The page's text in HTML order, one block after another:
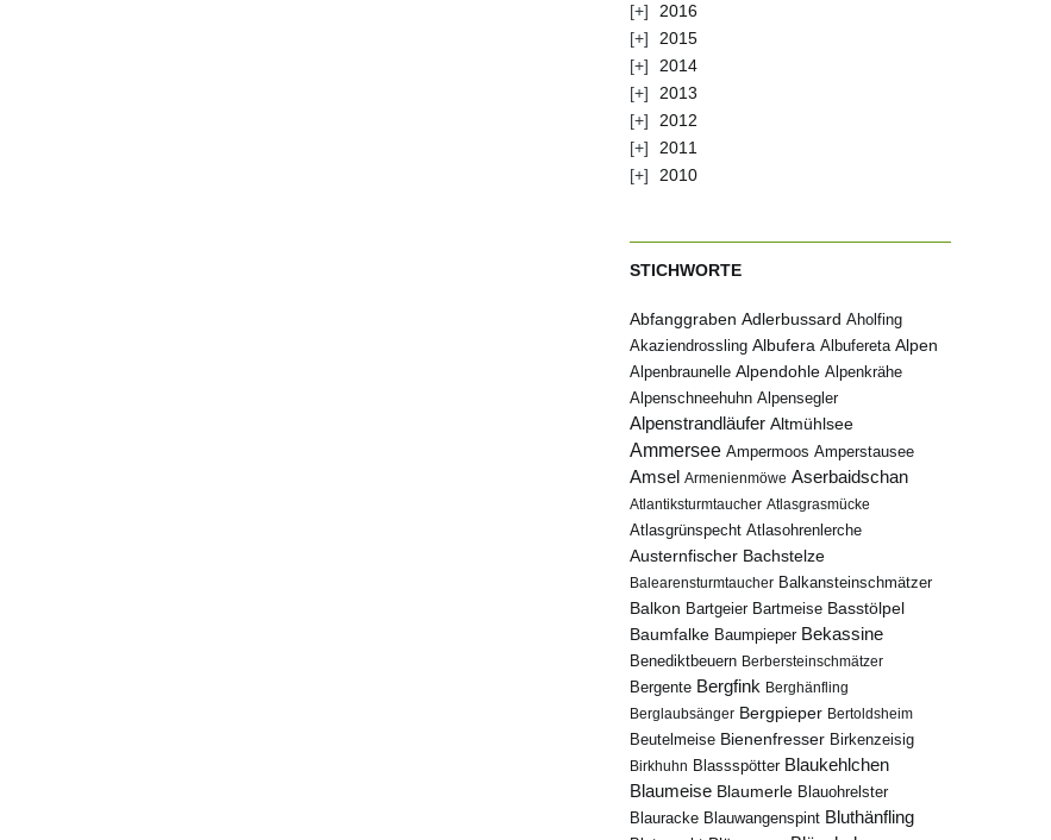
2016
2015
2014
2013
2012
2011
2010
STICHWORTE
Abfanggraben Adlerbussard Aholfing
Akaziendrossling Albufera Albufereta Alpen
Alpenbraunelle Alpendohle Alpenkrähe
Alpenschneehuhn Alpensegler
Alpenstrandläufer Altmühlsee
Ammersee Ampermoos Amperstausee
Amsel Armenienmöwe Aserbaidschan
Atlantiksturmtaucher Atlasgrasmücke
Atlasgrünspecht Atlasohrenlerche
Austernfischer Bachstelze
Balearensturmtaucher Balkansteinschmätzer
Balkon Bartgeier Bartmeise Basstölpel
Baumfalke Baumpieper Bekassine
Benediktbeuern Berbersteinschmätzer
Bergente Bergfink Berghänfling
Berglaubsänger Bergpieper Bertoldsheim
Beutelmeise Bienenfresser Birkenzeisig
Birkhuhn Blassspötter Blaukehlchen
Blaumeise Blaumerle Blauohrelster
Blauracke Blauwangenspint Bluthänfling